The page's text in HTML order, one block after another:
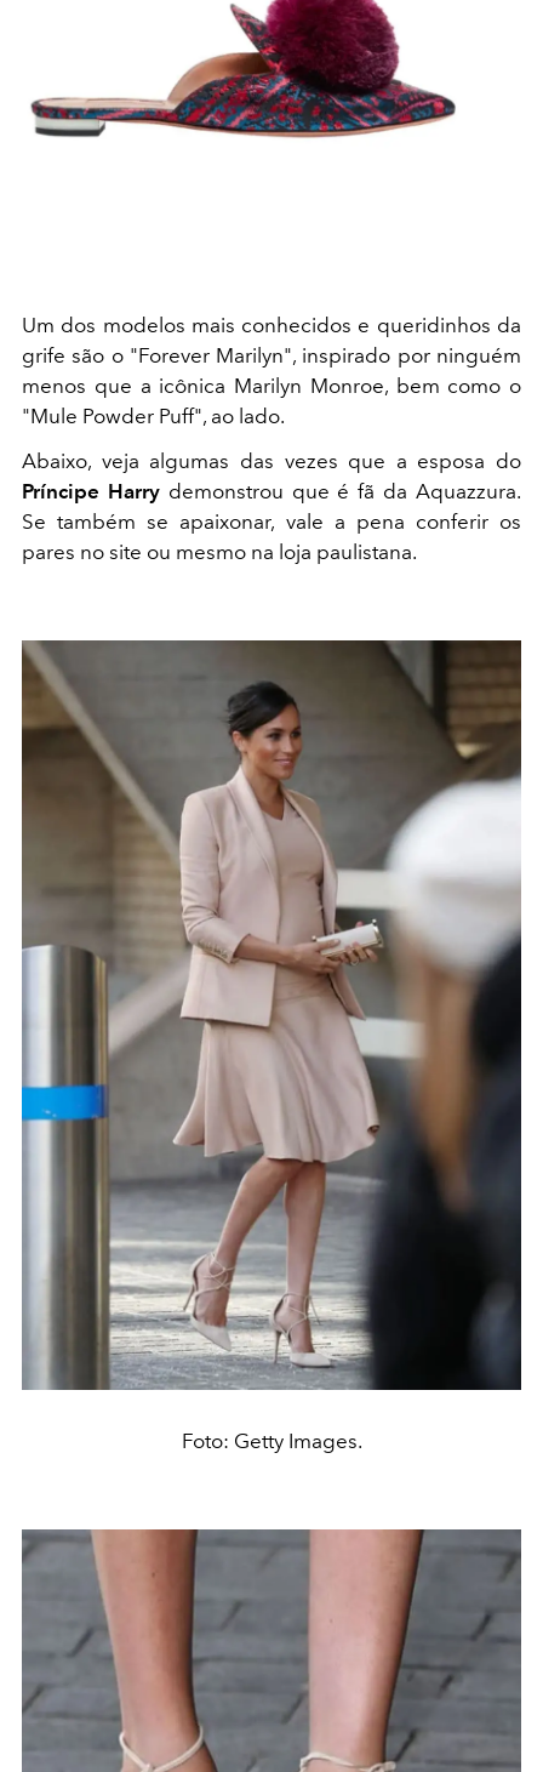
Um dos modelos mais conhecidos e queridinhos da
grife são o "Forever Marilyn", inspirado por ninguém
menos que a icônica Marilyn Monroe, bem como o
"Mule Powder Puff", ao lado.
Abaixo, veja algumas das vezes que a esposa do
Príncipe Harrydemonstrou que é fã da Aquazzura.
Se também se apaixonar, vale a pena conferir os
pares no site ou mesmo na loja paulistana.
Foto: Getty Images.